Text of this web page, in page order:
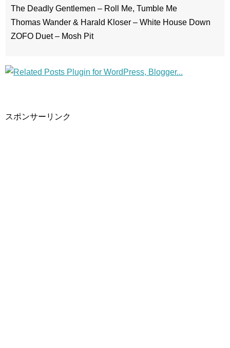
The Deadly Gentlemen – Roll Me, Tumble Me
Thomas Wander & Harald Kloser – White House Down
ZOFO Duet – Mosh Pit
スポンサーリンク